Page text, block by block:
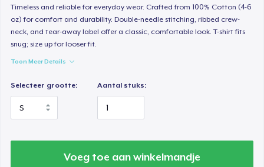
Timeless and reliable for everyday wear. Crafted from 100% Cotton (4-6
oz) for comfort and durability. Double-needle stitching, ribbed crew-
neck, and tear-away label offer a classic, comfortable look. T-shirt fits
snug; size up for looser fit.
Toon Meer Details
Selecteer grootte: Aantal stuks:
Voeg toe aan winkelmandje